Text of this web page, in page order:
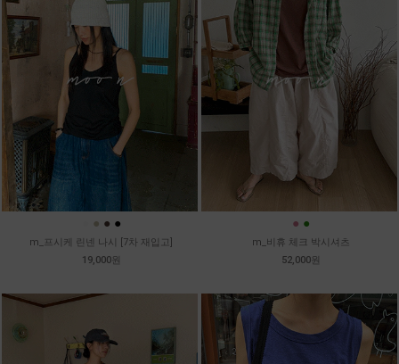
● ● ●
m_프시케 린넨 나시 [7차 재입고]
19,000원
● ●
m_비휴 체크 박시셔츠
52,000원